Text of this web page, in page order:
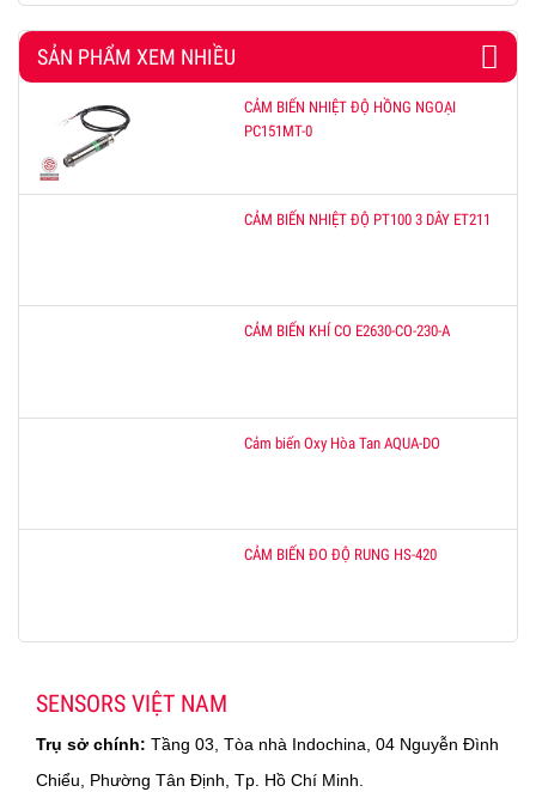
SẢN PHẨM XEM NHIỀU
CẢM BIẾN NHIỆT ĐỘ HỒNG NGOẠI
PC151MT-0
CẢM BIẾN NHIỆT ĐỘ PT100 3 DÂY ET211
CẢM BIẾN KHÍ CO E2630-CO-230-A
Cảm biến Oxy Hòa Tan AQUA-DO
CẢM BIẾN ĐO ĐỘ RUNG HS-420
SENSORS VIỆT NAM
Trụ sở chính: Tầng 03, Tòa nhà Indochina, 04 Nguyễn Đình
Chiểu, Phường Tân Định, Tp. Hồ Chí Minh.